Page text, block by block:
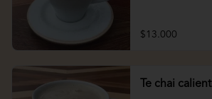
$13.000
Te chai